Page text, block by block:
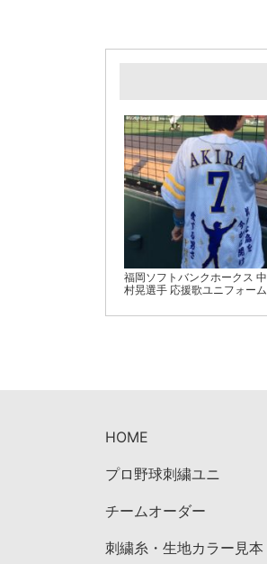
福岡ソフトバンクホークス 中
村晃選手 応援歌ユニフォーム
HOME
プロ野球刺繍ユニ
チームオーダー
刺繍糸・生地カラー見本